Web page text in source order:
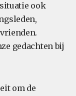
ook
gedachten bij
om de